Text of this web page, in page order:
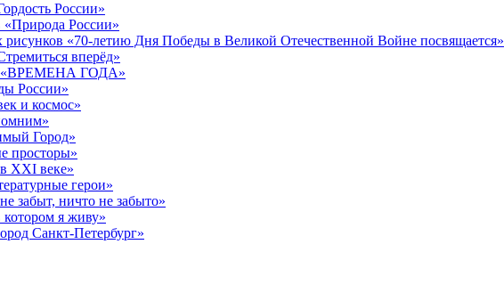
России»
«Природа России»
«70-летию Дня Победы в Великой Отечественной Войне посвящается»
вперёд»
«ВРЕМЕНА ГОДА»
России»
и космос»
Город»
просторы»
XXI веке»
герои»
забыт, ничто не забыто»
я живу»
Санкт-Петербург»